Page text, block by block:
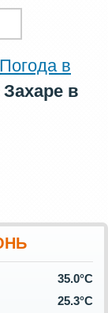
Погода в
в
35.0°C
25.3°C